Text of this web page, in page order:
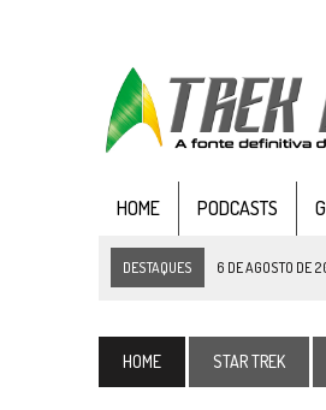
HOME PODCASTS
DESTAQUES 6 DE AGOSTO DE
3 DE AGOSTO DE 2026 | VEJA
HOME STAR TREK